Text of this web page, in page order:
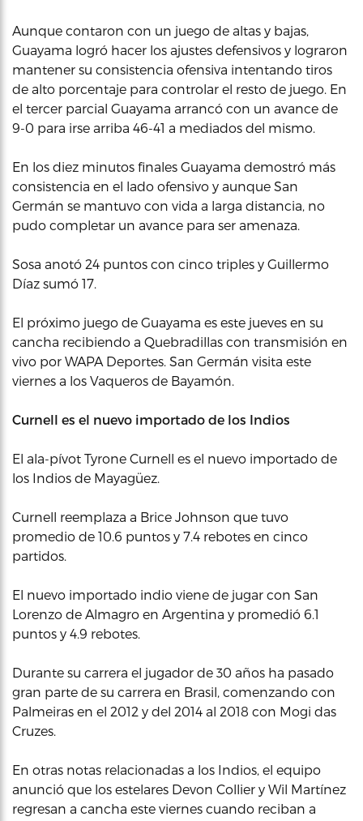
Aunque contaron con un juego de altas y bajas,
Guayama logró hacer los ajustes defensivos y lograron
mantener su consistencia ofensiva intentando tiros
de alto porcentaje para controlar el resto de juego. En
el tercer parcial Guayama arrancó con un avance de
9-0 para irse arriba 46-41 a mediados del mismo.
En los diez minutos finales Guayama demostró más
consistencia en el lado ofensivo y aunque San
Germán se mantuvo con vida a larga distancia, no
pudo completar un avance para ser amenaza.
Sosa anotó 24 puntos con cinco triples y Guillermo
Díaz sumó 17.
El próximo juego de Guayama es este jueves en su
cancha recibiendo a Quebradillas con transmisión en
vivo por WAPA Deportes. San Germán visita este
viernes a los Vaqueros de Bayamón.
Curnell es el nuevo importado de los Indios
El ala-pívot Tyrone Curnell es el nuevo importado de
los Indios de Mayagüez.
Curnell reemplaza a Brice Johnson que tuvo
promedio de 10.6 puntos y 7.4 rebotes en cinco
partidos.
El nuevo importado indio viene de jugar con San
Lorenzo de Almagro en Argentina y promedió 6.1
puntos y 4.9 rebotes.
Durante su carrera el jugador de 30 años ha pasado
gran parte de su carrera en Brasil, comenzando con
Palmeiras en el 2012 y del 2014 al 2018 con Mogi das
Cruzes.
En otras notas relacionadas a los Indios, el equipo
anunció que los estelares Devon Collier y Wil Martínez
regresan a cancha este viernes cuando reciban a